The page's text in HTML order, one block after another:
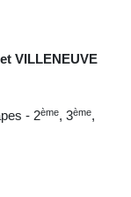
VILLENEUVE
- 2ème, 3ème,